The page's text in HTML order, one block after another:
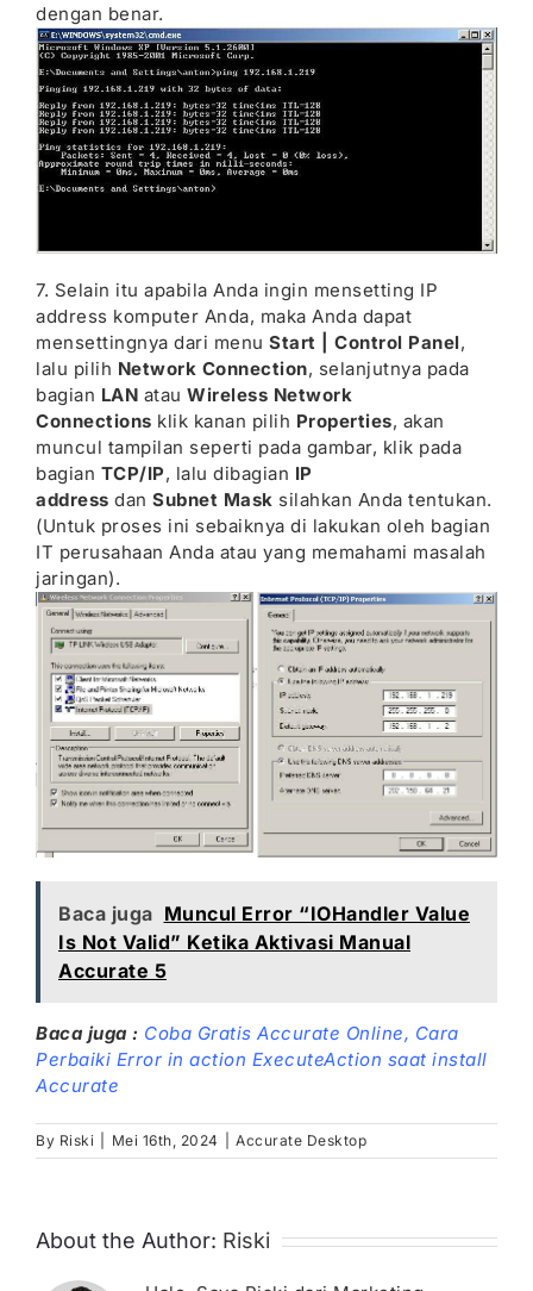
dengan benar.
7. Selain itu apabila Anda ingin mensetting IP
address komputer Anda, maka Anda dapat
mensettingnya dari menu Start | Control Panel,
lalu pilih Network Connection, selanjutnya pada
bagian LAN atau Wireless Network
Connections klik kanan pilih Properties, akan
muncul tampilan seperti pada gambar, klik pada
bagian TCP/IP, lalu dibagian IP
address dan Subnet Mask silahkan Anda tentukan.
(Untuk proses ini sebaiknya di lakukan oleh bagian
IT perusahaan Anda atau yang memahami masalah
jaringan).
Baca juga Muncul Error “IOHandler Value
Is Not Valid” Ketika Aktivasi Manual
Accurate 5
Baca juga : Coba Gratis Accurate Online, Cara
Perbaiki Error in action ExecuteAction saat install
Accurate
By Riski Mei 16th, 2024 Accurate Desktop
About the Author: Riski